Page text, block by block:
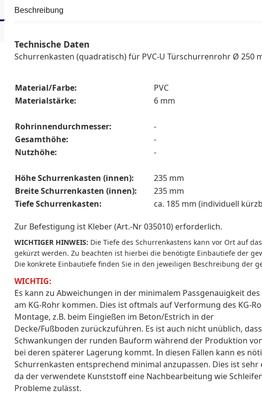
Beschreibung
Technische Daten
Schurrenkasten (quadratisch) für PVC-U Türschurrenrohr Ø 250
Material/Farbe:
PVC
Materialstärke:
6 mm
Rohrinnendurchmesser:
-
Gesamthöhe:
-
Nutzhöhe:
-
Höhe Schurrenkasten (innen):
235 mm
Breite Schurrenkasten (innen): 235 mm
Tiefe Schurrenkasten:
ca. 185 mm (individuell
Zur Befestigung ist Kleber (Art.-Nr 035010) erforderlich.
WICHTIGER HINWEIS: Die Tiefe des Schurrenkastens kann vor Ort auf
gekürzt werden. Zu beachten ist hierbei die benötigte Einbautiefe der
Die konkrete Einbautiefe finden Sie in den jeweiligen Beschreibung der
WICHTIG:
Es kann zu Abweichungen in der minimalem Passgenauigkeit
am KG-Rohr kommen. Dies ist oftmals auf Verformung des KG-
Montage, z.B. beim Eingießen im Beton/Estrich in der
Decke/Fußboden zurückzuführen. Es ist auch nicht unüblich,
Schwankungen der runden Bauform während der Produktion
bei deren späterer Lagerung kommt. In diesen Fällen kann es
Schurrenkasten entsprechend minimal anzupassen. Dies ist sehr
da der verwendete Kunststoff eine Nachbearbeitung wie
Probleme zulässt.